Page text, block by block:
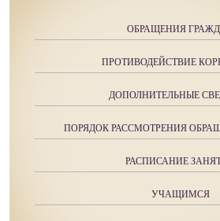
ОБРАЩЕНИЯ
ПРОТИВОДЕЙСТВИЕ
ДОПОЛНИТЕЛЬНЫЕ
ПОРЯДОК РАССМОТРЕНИЯ
РАСПИСАНИЕ
УЧАЩИМСЯ